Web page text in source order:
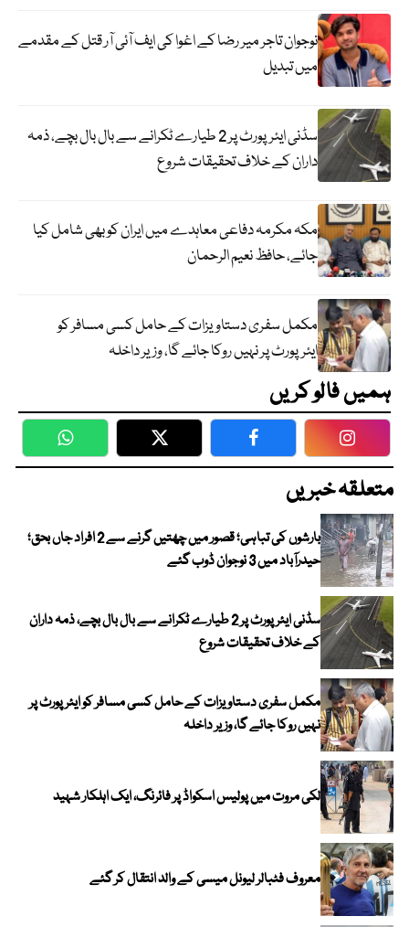
نوجوان تاجر میر رضا کے اغوا کی ایف آئی آر قتل کے مقدمے
میں تبدیل
سڈنی ایئرپورٹ پر 2 طیارے ٹکرانے سے بال بال بچے، ذمہ
داران کے خلاف تحقیقات شروع
مکہ مکرمہ دفاعی معاہدے میں ایران کو بھی شامل کیا
جائے، حافظ نعیم الرحمان
مکمل سفری دستاویزات کے حامل کسی مسافر کو
ایئرپورٹ پر نہیں روکا جائے گا، وزیر داخلہ
ہمیں فالو کریں
WhatsApp Twitter Facebook
متعلقہ خبریں
بارشوں کی تباہی؛ قصور میں چھتیں گرنے سے 2 افراد جاں بحق؛
حیدرآباد میں 3 نوجوان ڈوب گئے
سڈنی ایئرپورٹ پر 2 طیارے ٹکرانے سے بال بال بچے، ذمہ داران
کے خلاف تحقیقات شروع
مکمل سفری دستاویزات کے حامل کسی مسافر کو ایئرپورٹ پر
نہیں روکا جائے گا، وزیر داخلہ
لکی مروت میں پولیس اسکواڈ پر فائرنگ، ایک اہلکار شہید
معروف فٹبالر لیونل میسی کے والد انتقال کر گئے